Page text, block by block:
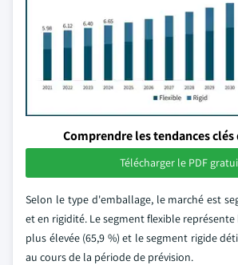
Comprendre les tendances
Télécharger le PDF
Selon le type d'emballage, le marché est
et en rigidité. Le segment flexible
plus élevée (65,9 %) et le segment rigide
au cours de la période de prévision.